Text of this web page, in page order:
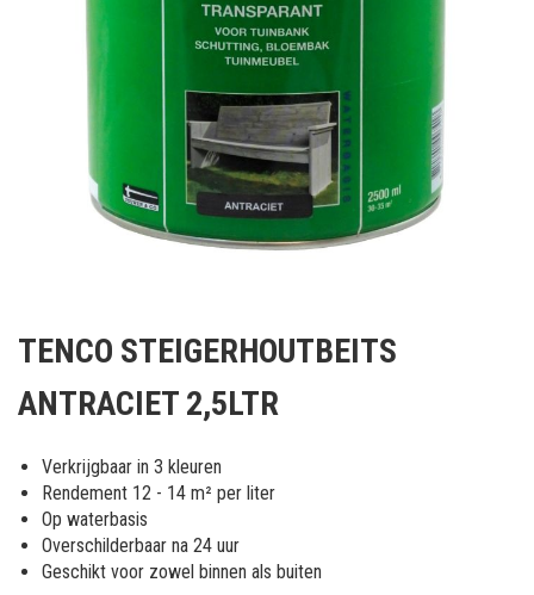
van
afbeeldingen-
gallerij
TENCO STEIGERHOUTBEITS
ANTRACIET 2,5LTR
Verkrijgbaar in 3 kleuren
Rendement 12 - 14 m² per liter
Op waterbasis
Overschilderbaar na 24 uur
Geschikt voor zowel binnen als buiten